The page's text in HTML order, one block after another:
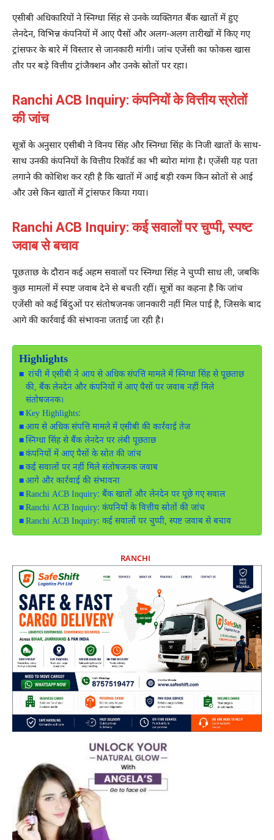
एसीबी अधिकारियों ने स्निग्धा सिंह से उनके व्यक्तिगत बैंक खातों में हुए
लेनदेन, विभिन्न कंपनियों में आए पैसों और अलग-अलग तारीखों में किए गए
ट्रांसफर के बारे में विस्तार से जानकारी मांगी। जांच एजेंसी का फोकस खास
तौर पर बड़े वित्तीय ट्रांजैक्शन और उनके स्रोतों पर रहा।
Ranchi ACB Inquiry: कंपनियों के वित्तीय स्रोतों
की जांच
सूत्रों के अनुसार एसीबी ने विनय सिंह और स्निग्धा सिंह के निजी खातों के साथ-
साथ उनकी कंपनियों के वित्तीय रिकॉर्ड का भी ब्योरा मांगा है। एजेंसी यह पता
लगाने की कोशिश कर रही है कि खातों में आई बड़ी रकम किन स्रोतों से आई
और उसे किन खातों में ट्रांसफर किया गया।
Ranchi ACB Inquiry: कई सवालों पर चुप्पी, स्पष्ट
जवाब से बचाव
पूछताछ के दौरान कई अहम सवालों पर स्निग्धा सिंह ने चुप्पी साध ली, जबकि
कुछ मामलों में स्पष्ट जवाब देने से बचती रहीं। सूत्रों का कहना है कि जांच
एजेंसी को कई बिंदुओं पर संतोषजनक जानकारी नहीं मिल पाई है, जिसके बाद
आगे की कार्रवाई की संभावना जताई जा रही है।
Highlights
रांची में एसीबी ने आय से अधिक संपत्ति मामले में स्निग्धा सिंह से पूछताछ
की, बैंक लेनदेन और कंपनियों में आए पैसों पर जवाब नहीं मिले
संतोषजनक।
Key Highlights:
आय से अधिक संपत्ति मामले में एसीबी की कार्रवाई तेज
स्निग्धा सिंह से बैंक लेनदेन पर लंबी पूछताछ
कंपनियों में आए पैसों के स्रोत की जांच
कई सवालों पर नहीं मिले संतोषजनक जवाब
आगे और कार्रवाई की संभावना
Ranchi ACB Inquiry: बैंक खातों और लेनदेन पर पूछे गए सवाल
Ranchi ACB Inquiry: कंपनियों के वित्तीय स्रोतों की जांच
Ranchi ACB Inquiry: कई सवालों पर चुप्पी, स्पष्ट जवाब से बचाव
RANCHI